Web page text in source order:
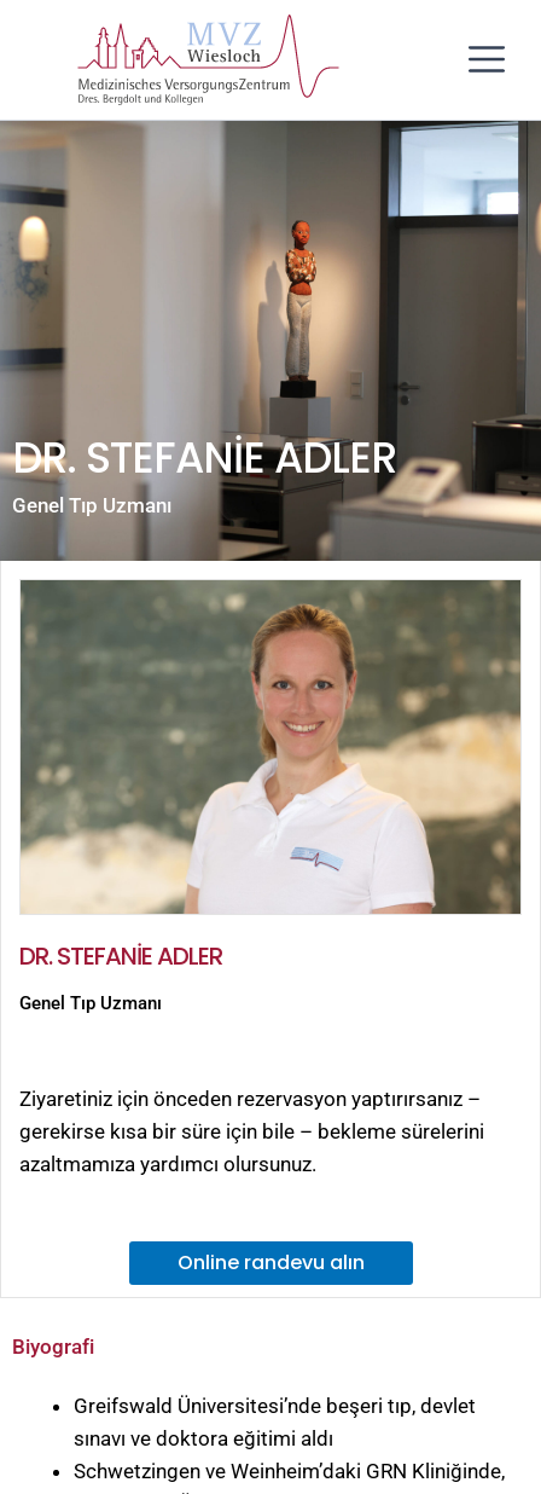
DR. STEFANIE ADLER
Genel Tıp Uzmanı
Biyografi
Greifswald Üniversitesi’nde beşeri tıp, devlet
sınavı ve doktora eğitimi aldı
Schwetzingen ve Weinheim’daki GRN Kliniğinde,
DR. STEFANIE ADLER
Genel Tıp Uzmanı
Ziyaretiniz için önceden rezervasyon yaptırırsanız –
gerekirse kısa bir süre için bile – bekleme sürelerini
azaltmamıza yardımcı olursunuz.
Online randevu alın